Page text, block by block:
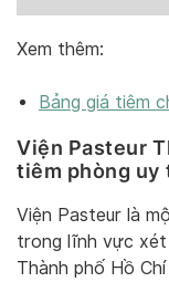
Xem thêm:
Bảng giá tiêm
Viện Pasteur
tiêm phòng uy
Viện Pasteur là
trong lĩnh vực xét
Thành phố Hồ